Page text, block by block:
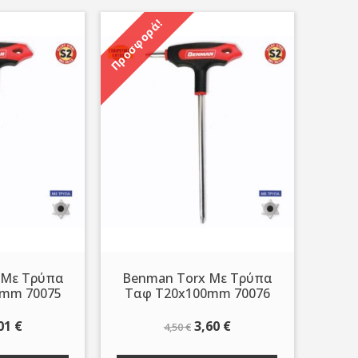
Τρύπα
70075
€Η
Προσφορά!
Benman Τorx Με Τρύπα
Ταφ T20x100mm 70076
4,50€ Original
3,60 €Η